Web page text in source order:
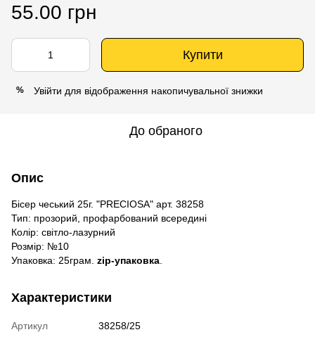
55.00 грн
Купити
% Увійти для відображення накопичувальної знижки
До обраного
Опис
Бісер чеський 25г. "PRECIOSA" арт. 38258
Тип: прозорий, профарбований всередині
Колір: світло-лазурний
Розмір: №10
Упаковка: 25грам. zip-упаковка
Характеристики
Артикул
38258/25